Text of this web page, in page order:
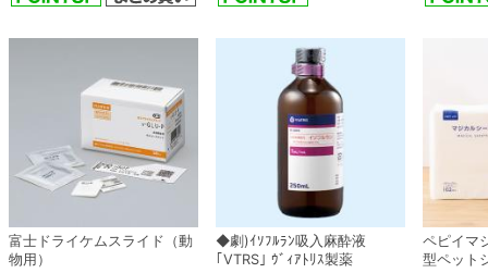
富士ドライケムスライド（動
物用）
◆劇)ｲｿﾌﾙﾗﾝ吸入麻酔液
｢VTRS｣ ｳﾞｨｱﾄﾘｽ製薬
ペピイマ
型ペット